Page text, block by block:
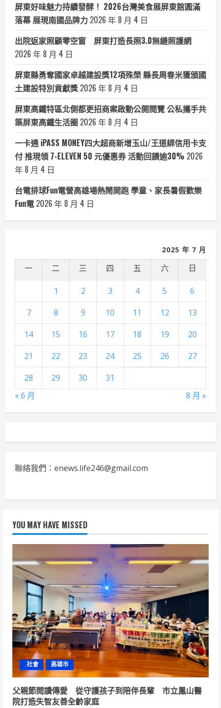
屏東好味魅力持續發酵！ 2026台灣美食展屏東館圓滿
落幕 展現南國品牌力 2026 年 8 月 4 日
出院返家照顧零空窗 屏東打造長照3.0無縫照護網
2026 年 8 月 4 日
屏東縣勇奪國家卓越建設獎12項殊榮 縣長周春米獲頒國
土建設特別貢獻獎 2026 年 8 月 4 日
屏東高鐵特區北側都更招商案啟動公開閱覽 公私攜手共
築屏東高鐵生活圈 2026 年 8 月 4 日
一卡通 iPASS MONEY四大超商新增玉山/王道綁信用卡支
付 推現領 7-ELEVEN 50 元優惠券 活動回饋逾30% 2026
年 8 月 4 日
台電排球Fun電營高雄場熱鬧開跑 學童、家長暑假歡樂
Fun電 2026 年 8 月 4 日
2025 年 7 月
一 二 三 四 五 六 日
1 2 3 4 5
6
7
8 9 10 11 12
13
14
15 16 17 18 19
20
21
22 23 24 25 26
27
28
29 30
31
« 6 月
8 月 »
聯絡我們：enews.life246@gmail.com
YOU MAY HAVE MISSED
.社會 高雄市
父親節閱讀傳愛 從守護孩子到陪伴長輩 市立鳳山醫
院打造失智友善全齡家庭